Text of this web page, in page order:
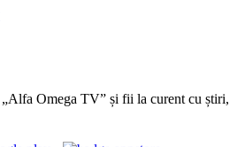
Omega TV” și fii la curent cu știri,